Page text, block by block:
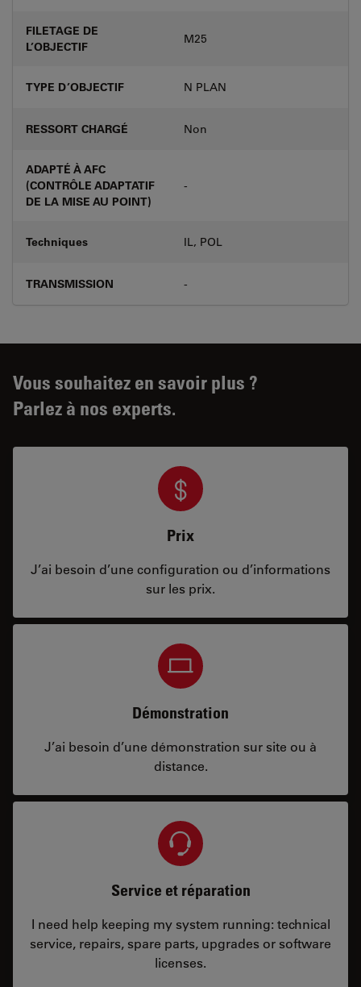
FILETAGE DE
L’OBJECTIF
M25
TYPE D’OBJECTIF N PLAN
RESSORT CHARGÉ Non
ADAPTÉ À AFC
(CONTRÔLE ADAPTATIF
DE LA MISE AU POINT)
-
Techniques IL, POL
TRANSMISSION -
Vous souhaitez en savoir plus ?
Parlez à nos experts.
Prix
J’ai besoin d’une configuration ou d’informations
sur les prix.
Démonstration
J’ai besoin d’une démonstration sur site ou à
distance.
Service et réparation
I need help keeping my system running: technical
service, repairs, spare parts, upgrades or software
licenses.